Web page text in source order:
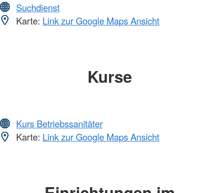
Suchdienst
Karte: Link zur Google Maps Ansicht
Kurse
Kurs Betriebssanitäter
Karte: Link zur Google Maps Ansicht